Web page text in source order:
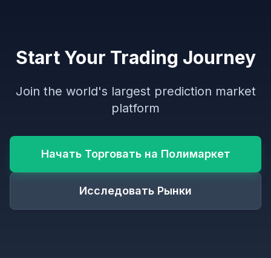
Start Your Trading Journey
Join the world's largest prediction market
platform
Начать Торговать на Полимаркет
Исследовать Рынки